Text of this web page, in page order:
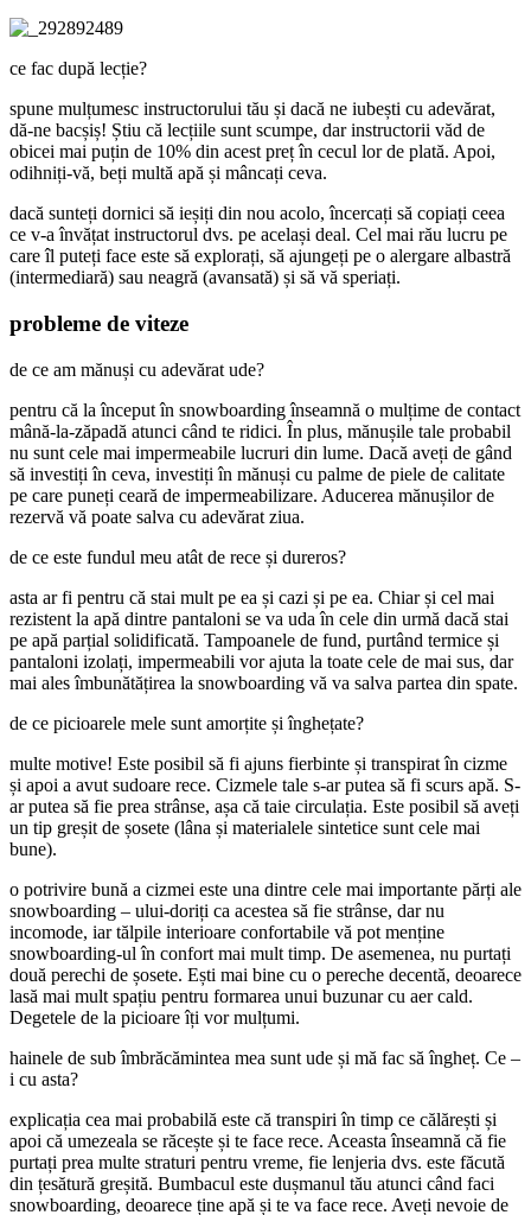
ce fac după lecție?
spune mulțumesc instructorului tău și dacă ne iubești cu adevărat,
dă-ne bacșiș! Știu că lecțiile sunt scumpe, dar instructorii văd de
obicei mai puțin de 10% din acest preț în cecul lor de plată. Apoi,
odihniți-vă, beți multă apă și mâncați ceva.
dacă sunteți dornici să ieșiți din nou acolo, încercați să copiați ceea
ce v-a învățat instructorul dvs. pe același deal. Cel mai rău lucru pe
care îl puteți face este să explorați, să ajungeți pe o alergare albastră
(intermediară) sau neagră (avansată) și să vă speriați.
probleme de viteze
de ce am mănuși cu adevărat ude?
pentru că la început în snowboarding înseamnă o mulțime de contact
mână-la-zăpadă atunci când te ridici. În plus, mănușile tale probabil
nu sunt cele mai impermeabile lucruri din lume. Dacă aveți de gând
să investiți în ceva, investiți în mănuși cu palme de piele de calitate
pe care puneți ceară de impermeabilizare. Aducerea mănușilor de
rezervă vă poate salva cu adevărat ziua.
de ce este fundul meu atât de rece și dureros?
asta ar fi pentru că stai mult pe ea și cazi și pe ea. Chiar și cel mai
rezistent la apă dintre pantaloni se va uda în cele din urmă dacă stai
pe apă parțial solidificată. Tampoanele de fund, purtând termice și
pantaloni izolați, impermeabili vor ajuta la toate cele de mai sus, dar
mai ales îmbunătățirea la snowboarding vă va salva partea din spate.
de ce picioarele mele sunt amorțite și înghețate?
multe motive! Este posibil să fi ajuns fierbinte și transpirat în cizme
și apoi a avut sudoare rece. Cizmele tale s-ar putea să fi scurs apă. S-
ar putea să fie prea strânse, așa că taie circulația. Este posibil să aveți
un tip greșit de șosete (lâna și materialele sintetice sunt cele mai
bune).
o potrivire bună a cizmei este una dintre cele mai importante părți ale
snowboarding – ului-doriți ca acestea să fie strânse, dar nu
incomode, iar tălpile interioare confortabile vă pot menține
snowboarding-ul în confort mai mult timp. De asemenea, nu purtați
două perechi de șosete. Ești mai bine cu o pereche decentă, deoarece
lasă mai mult spațiu pentru formarea unui buzunar cu aer cald.
Degetele de la picioare îți vor mulțumi.
hainele de sub îmbrăcămintea mea sunt ude și mă fac să îngheț. Ce –
i cu asta?
explicația cea mai probabilă este că transpiri în timp ce călărești și
apoi că umezeala se răcește și te face rece. Aceasta înseamnă că fie
purtați prea multe straturi pentru vreme, fie lenjeria dvs. este făcută
din țesătură greșită. Bumbacul este dușmanul tău atunci când faci
snowboarding, deoarece ține apă și te va face rece. Aveți nevoie de